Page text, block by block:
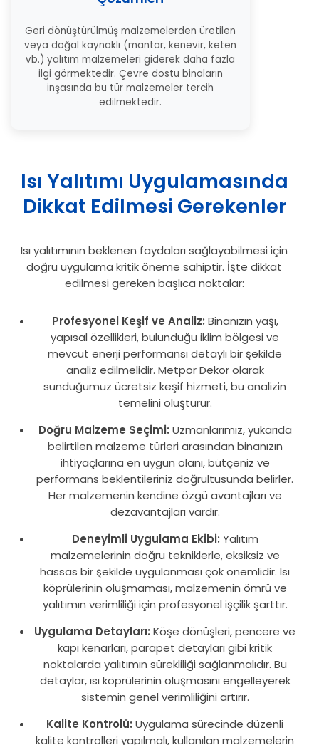
Geri dönüştürülmüş malzemelerden üretilen
veya doğal kaynaklı (mantar, kenevir, keten
vb.) yalıtım malzemeleri giderek daha fazla
ilgi görmektedir. Çevre dostu binaların
inşasında bu tür malzemeler tercih
edilmektedir.
Isı Yalıtımı Uygulamasında
Dikkat Edilmesi Gerekenler
Isı yalıtımının beklenen faydaları sağlayabilmesi için
doğru uygulama kritik öneme sahiptir. İşte dikkat
edilmesi gereken başlıca noktalar:
Profesyonel Keşif ve Analiz: Binanızın yaşı,
yapısal özellikleri, bulunduğu iklim bölgesi ve
mevcut enerji performansı detaylı bir şekilde
analiz edilmelidir. Metpor Dekor olarak
sunduğumuz ücretsiz keşif hizmeti, bu analizin
temelini oluşturur.
Doğru Malzeme Seçimi: Uzmanlarımız, yukarıda
belirtilen malzeme türleri arasından binanızın
ihtiyaçlarına en uygun olanı, bütçeniz ve
performans beklentileriniz doğrultusunda belirler.
Her malzemenin kendine özgü avantajları ve
dezavantajları vardır.
Deneyimli Uygulama Ekibi: Yalıtım
malzemelerinin doğru tekniklerle, eksiksiz ve
hassas bir şekilde uygulanması çok önemlidir. Isı
köprülerinin oluşmaması, malzemenin ömrü ve
yalıtımın verimliliği için profesyonel işçilik şarttır.
Uygulama Detayları: Köşe dönüşleri, pencere ve
kapı kenarları, parapet detayları gibi kritik
noktalarda yalıtımın sürekliliği sağlanmalıdır. Bu
detaylar, ısı köprülerinin oluşmasını engelleyerek
sistemin genel verimliliğini artırır.
Kalite Kontrolü: Uygulama sürecinde düzenli
kalite kontrolleri yapılmalı, kullanılan malzemelerin